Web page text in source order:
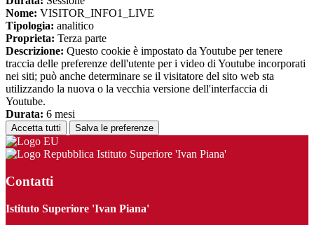
Nome: VISITOR_INFO1_LIVE
Tipologia: analitico
Proprieta: Terza parte
Descrizione: Questo cookie è impostato da Youtube per tenere
traccia delle preferenze dell'utente per i video di Youtube incorporati
nei siti; può anche determinare se il visitatore del sito web sta
utilizzando la nuova o la vecchia versione dell'interfaccia di
Youtube.
Durata: 6 mesi
Accetta tutti Salva le preferenze
Istituto Superiore 'Ivan Piana'
Contatti
Istituto Superiore 'Ivan Piana'